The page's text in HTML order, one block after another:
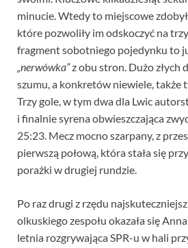
minucie. Wtedy to miejscowe
które pozwoliły im odskoczyć na
fragment sobotniego pojedynku to
„nerwówka”z obu stron. Dużo złych
szumu, a konkretów niewiele, także
Trzy gole, w tym dwa dla Lwic
i finalnie syrena obwieszczająca
25:23. Mecz mocno szarpany, z
pierwszą połową, która stała się
porażki w drugiej rundzie.
Po raz drugi z rzędu
olkuskiego zespołu okazała się
letnia rozgrywająca SPR-u w hali